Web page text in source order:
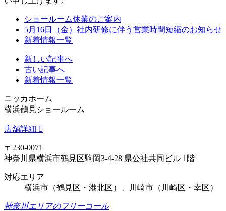
ショールーム休業のご案内
5月16日（金）社内研修に伴う営業時間短縮のお知らせ
新着情報一覧
新しい記事へ
古い記事へ
新着情報一覧
ニッカホーム
横浜鶴見ショールーム
店舗詳細
〒230-0071
神奈川県横浜市鶴見区駒岡3-4-28 県公社共同ビル 1階
対応エリア
横浜市（鶴見区・港北区）、川崎市（川崎区・幸区）
神奈川エリアのフリーコール